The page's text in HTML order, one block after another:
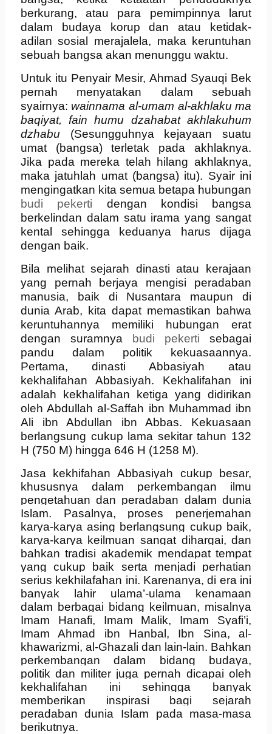
berkurang, atau para pemimpinnya larut
dalam budaya korup dan atau ketidak-
adilan sosial merajalela, maka keruntuhan
sebuah bangsa akan menunggu waktu.
Untuk itu Penyair Mesir, Ahmad Syauqi Bek
pernah menyatakan dalam sebuah
syairnya: wainnama al-umam al-akhlaku ma
baqiyat, fain humu dzahabat akhlakuhum
dzhabu (Sesungguhnya kejayaan suatu
umat (bangsa) terletak pada akhlaknya.
Jika pada mereka telah hilang akhlaknya,
maka jatuhlah umat (bangsa) itu). Syair ini
mengingatkan kita semua betapa hubungan
budi pekerti dengan kondisi bangsa
berkelindan dalam satu irama yang sangat
kental sehingga keduanya harus dijaga
dengan baik.
Bila melihat sejarah dinasti atau kerajaan
yang pernah berjaya mengisi peradaban
manusia, baik di Nusantara maupun di
dunia Arab, kita dapat memastikan bahwa
keruntuhannya memiliki hubungan erat
dengan suramnya
budi pekertisebagai
pandu dalam politik kekuasaannya.
Pertama, dinasti Abbasiyah atau
kekhalifahan Abbasiyah. Kekhalifahan ini
adalah kekhalifahan ketiga yang didirikan
oleh Abdullah al-Saffah ibn Muhammad ibn
Ali ibn Abdullan ibn Abbas. Kekuasaan
berlangsung cukup lama sekitar tahun 132
H (750 M) hingga 646 H (1258 M).
Jasa kekhifahan Abbasiyah cukup besar,
khususnya dalam perkembangan ilmu
pengetahuan dan peradaban dalam dunia
Islam. Pasalnya, proses penerjemahan
karya-karya asing berlangsung cukup baik,
karya-karya keilmuan sangat dihargai, dan
bahkan tradisi akademik mendapat tempat
yang cukup baik serta menjadi perhatian
serius kekhilafahan ini. Karenanya, di era ini
banyak lahir ulama’-ulama kenamaan
dalam berbagai bidang keilmuan, misalnya
Imam Hanafi, Imam Malik, Imam Syafi’i,
Imam Ahmad ibn Hanbal, Ibn Sina, al-
khawarizmi, al-Ghazali dan lain-lain. Bahkan
perkembangan dalam bidang budaya,
politik dan militer juga pernah dicapai oleh
kekhalifahan ini sehingga banyak
memberikan inspirasi bagi sejarah
peradaban dunia Islam pada masa-masa
berikutnya.